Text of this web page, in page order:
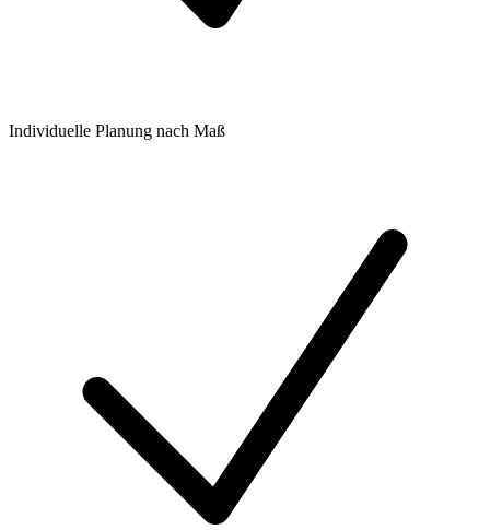
Individuelle Planung nach Maß